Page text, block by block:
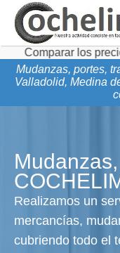
los precios en el
Mudanzas, portes,
Valladolid, Medina
Realizamos un
mercancías,
cubriendo todo el